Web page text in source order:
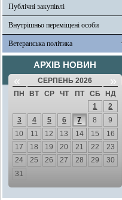
Публічні закупівлі
Внутрішньо переміщені особи
Ветеранська політика
АРХІВ НОВИН
« СЕРПЕНЬ 2026 »
ПН ВТ СР ЧТ ПТ СБ
НД
1
2
3
4 5 6 7 8
9
10
11 12 13 14 15
16
17
18 19 20 21 22
23
24
25 26 27 28 29
30
31